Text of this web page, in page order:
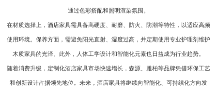
通过色彩搭配和照明渲染氛围。
在材质选择上，酒店家具需具备高硬度、耐磨、防火、防潮等特性，以适应高频
使用环境。保养方面，需避免阳光直射、湿度过高，并定期使用专业护理剂维护
木质家具的光泽。此外，人体工学设计和智能化元素也日益成为行业趋势。
随着消费升级，定制化酒店家具市场快速增长，森源、雅柏等品牌凭借环保工艺
和创新设计占据领先地位。未来，酒店家具将继续向智能化、可持续化方向发